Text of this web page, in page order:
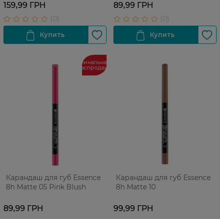
159,99 ГРН 89,99 ГРН
Финальная
распродажа
Карандаш для губ Essence
8h Matte 05 Pink Blush
89,99 ГРН
Карандаш для губ Еssence
8h Matte 10
99,99 ГРН